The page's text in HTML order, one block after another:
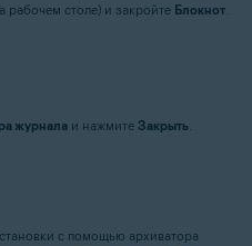
рабочем столе) и закройте Блокнот.
журнала и нажмите Закрыть.
с помощью архиватора